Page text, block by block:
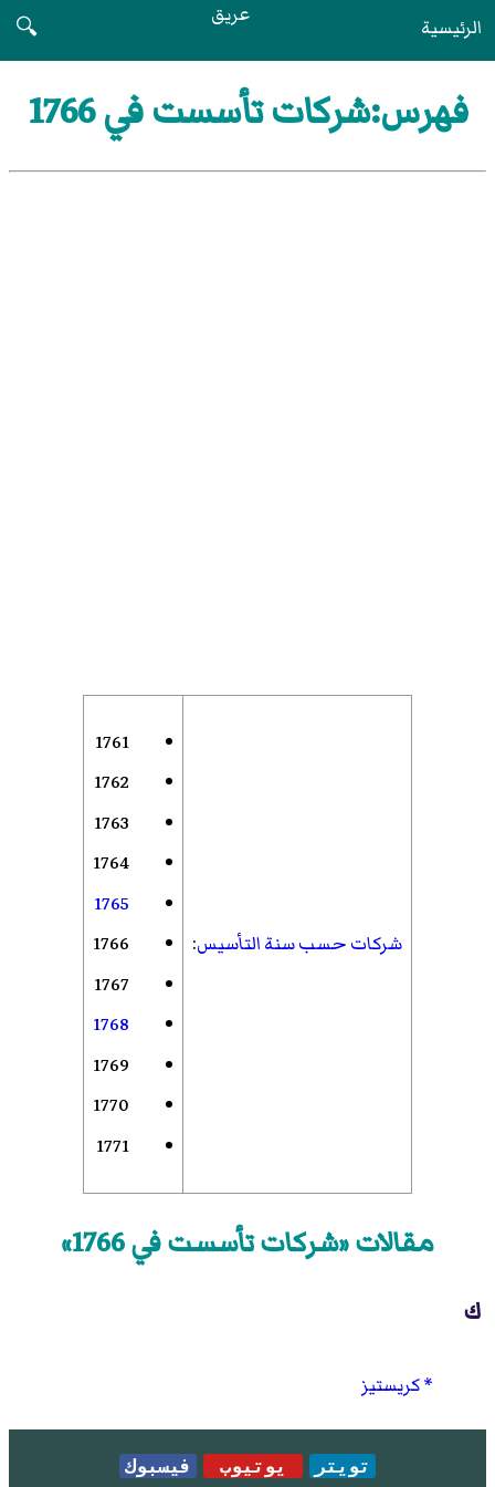
الرئيسية عريق
🔍
فهرس:شركات تأسست في 1766
شركات حسب سنة التأسيس:
1761
1762
1763
1764
1765
1766
1767
1768
1769
1770
1771
مقالات «شركات تأسست في 1766»
ك
كريستيز
تويتر يوتيوب فيسبوك